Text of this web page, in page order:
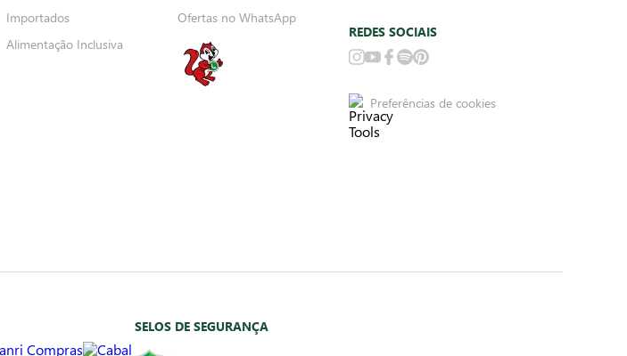
Importados
Alimentação Inclusiva
Ofertas no WhatsApp
REDES SOCIAIS
Preferências de cookies
SELOS DE SEGURANÇA